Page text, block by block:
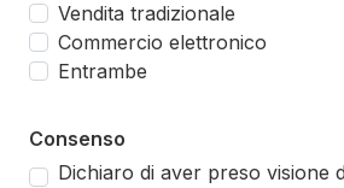
Vendita tradizionale
Commercio elettronico
Entrambe
Consenso
Dichiaro di aver preso visione